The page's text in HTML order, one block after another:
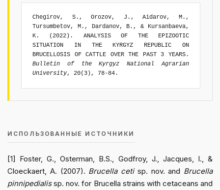
Chegirov, S., Orozov, J., Aidarov, M.,
Tursumbetov, M., Dardanov, B., & Kursanbaeva,
K. (2022). ANALYSIS OF THE EPIZOOTIC
SITUATION IN THE KYRGYZ REPUBLIC ON
BRUCELLOSIS OF CATTLE OVER THE PAST 3 YEARS.
Bulletin of the Kyrgyz National Agrarian
University, 20(3), 78-84.
ИСПОЛЬЗОВАННЫЕ ИСТОЧНИКИ
[1] Foster, G., Osterman, B.S., Godfroy, J., Jacques, I., &
Cloeckaert, A. (2007). Brucella cetisp. nov. and Brucella
pinnipedialissp. nov. for Brucella strains with cetaceans and